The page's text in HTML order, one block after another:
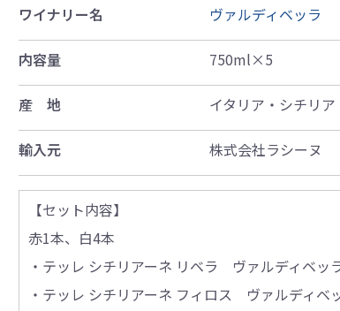
ワイナリー名 ヴァルディベッラ
内容量 750ml×5
産 地 イタリア・シチリア
輸入元 株式会社ラシーヌ
【セット内容】
赤1本、白4本
・テッレ シチリアーネ リベラ ヴァルディベッ
・テッレ シチリアーネ フィロス ヴァルディベ